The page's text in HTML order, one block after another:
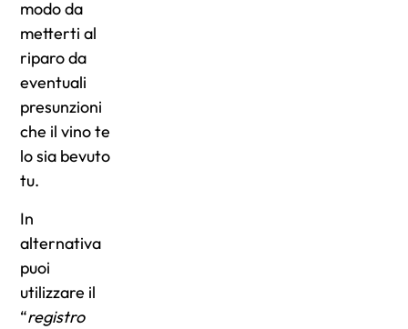
modo da
metterti al
riparo da
eventuali
presunzioni
che il vino te
lo sia bevuto
tu.
In
alternativa
puoi
utilizzare il
“registro